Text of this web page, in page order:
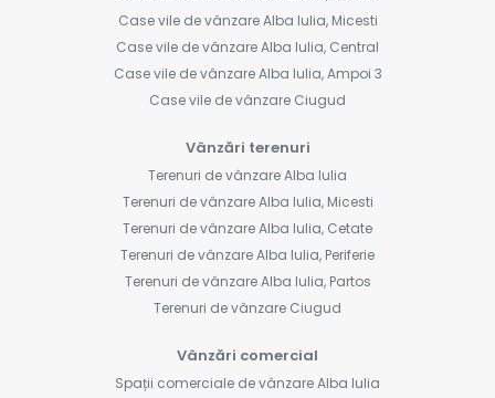
Case vile de vânzare Alba Iulia, Micesti
Case vile de vânzare Alba Iulia, Central
Case vile de vânzare Alba Iulia, Ampoi 3
Case vile de vânzare Ciugud
Vânzări terenuri
Terenuri de vânzare Alba Iulia
Terenuri de vânzare Alba Iulia, Micesti
Terenuri de vânzare Alba Iulia, Cetate
Terenuri de vânzare Alba Iulia, Periferie
Terenuri de vânzare Alba Iulia, Partos
Terenuri de vânzare Ciugud
Vânzări comercial
Spații comerciale de vânzare Alba Iulia